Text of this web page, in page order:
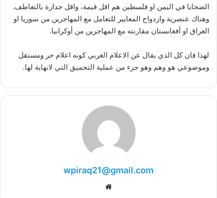
الضحايا في اليمن او فلسطين هم اقل قيمة، واقل جدارة بالتعاطف.
وهناك عنصرية وازدواج المعايير للتعامل مع المهاجرين من سوريا او
العراق او أفغانستان مقارنته مع المهاجرين من أوكرانيا.
لهذا فان كل الذي يقال عن الاعلام الغربي كونه اعلام حر ومستقل
وموضوعي هو وهم وهو جزء من عملية التحميق التي لانهاية لها.
wpiraq21@gmail.com